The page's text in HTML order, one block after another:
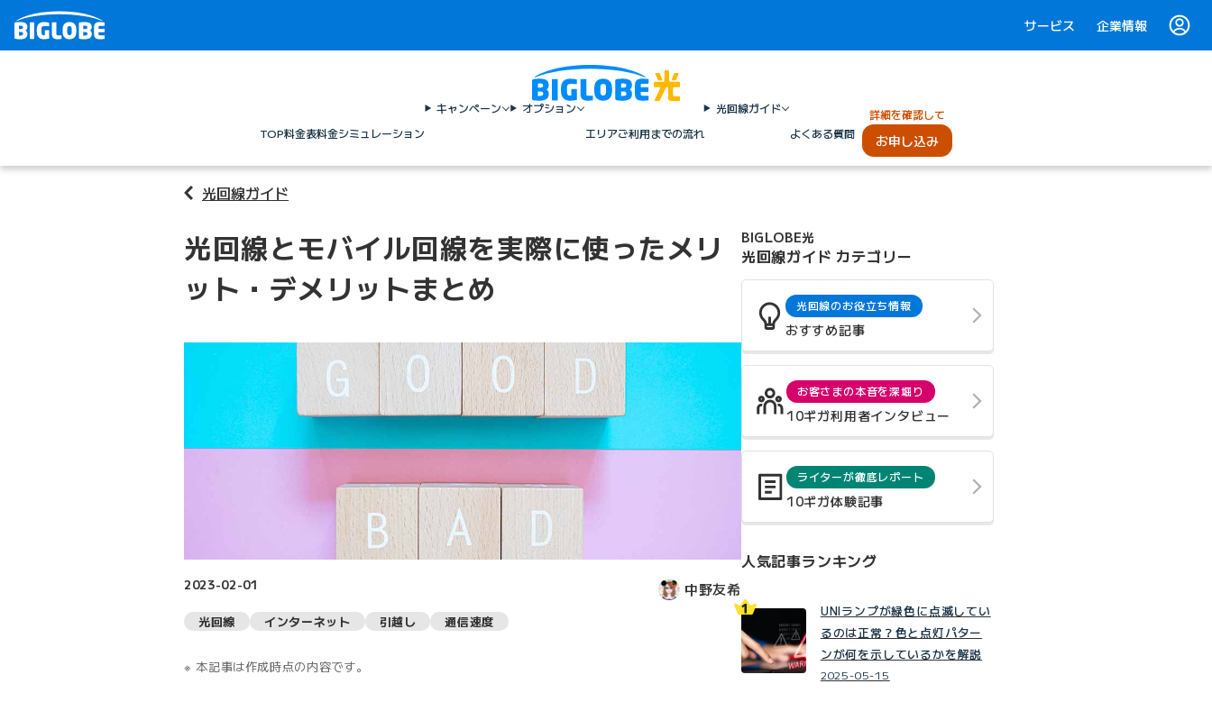
サービス 企業情報
TOP料金表料金シミュレーション
キャンペーン
オプション
エリアご利用までの流れ
光回線ガイド
よくある質問
詳細を確認して
お申し込み
光回線ガイド
光回線とモバイル回線を実際に使ったメリ
ット・デメリットまとめ
2023-02-01 中野友希
光回線 インターネット 引越し 通信速度
本記事は作成時点の内容です。
BIGLOBE光
光回線ガイド カテゴリー
光回線のお役立ち情報
おすすめ記事
お客さまの本音を深堀り
10ギガ利用者インタビュー
ライターが徹底レポート
10ギガ体験記事
人気記事ランキング
UNIランプが緑色に点滅してい
るのは正常？色と点灯パター
ンが何を示しているかを解説
2025-05-15